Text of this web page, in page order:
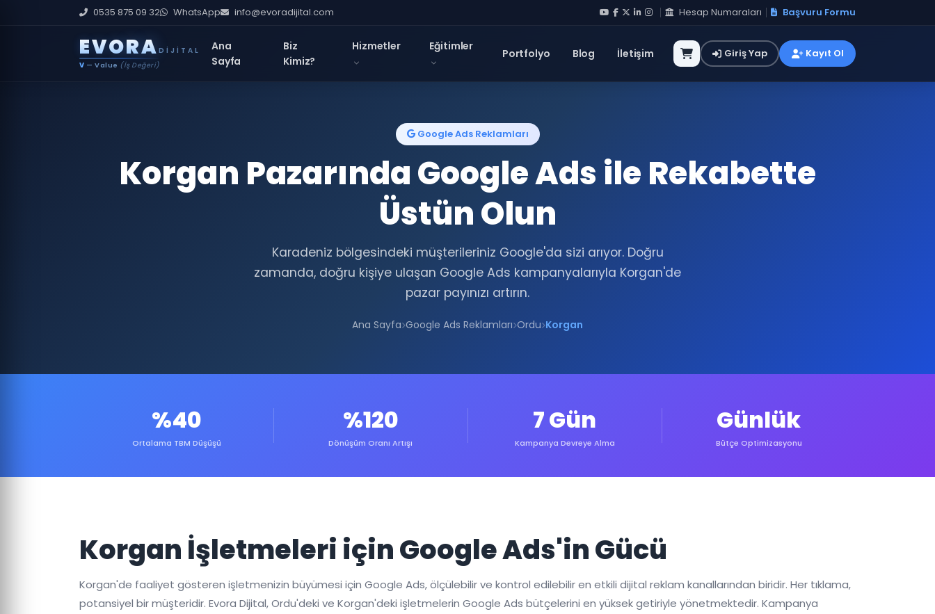
0535 875 09 32 WhatsApp info@evoradijital.com Hesap Numaraları Başvuru Formu
EVORA DIJITAL
V — Value (İş Değeri)
Ana
Sayfa
Biz
Kimiz?
Hizmetler Eğitimler
Portfolyo Blog İletişim Giriş Yap Kayıt Ol
Google Ads Reklamları
Korgan Pazarında Google Ads ile Rekabette
Üstün Olun
Karadeniz bölgesindeki müşterileriniz Google'da sizi arıyor. Doğru
zamanda, doğru kişiye ulaşan Google Ads kampanyalarıyla Korgan'de
pazar payınızı artırın.
Ana Sayfa Google Ads Reklamları Ordu Korgan
%40
Ortalama TBM Düşüşü
%120
Dönüşüm Oranı Artışı
7 Gün
Kampanya Devreye Alma
Günlük
Bütçe Optimizasyonu
Korgan İşletmeleri için Google Ads'in Gücü
Korgan'de faaliyet gösteren işletmenizin büyümesi için Google Ads, ölçülebilir ve kontrol edilebilir en etkili dijital reklam kanallarından biridir. Her tıklama,
potansiyel bir müşteridir. Evora Dijital, Ordu'deki ve Korgan'deki işletmelerin Google Ads bütçelerini en yüksek getiriyle yönetmektedir. Kampanya